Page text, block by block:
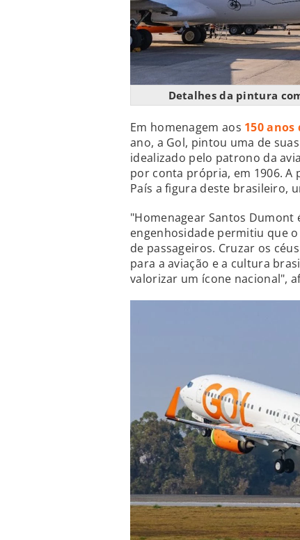
Detalhes da pintura
Em homenagem aos 150
ano, a Gol, pintou uma de
idealizado pelo patrono da
por conta própria, em 1906. A
País a figura deste brasileiro,
"Homenagear Santos Dumont
engenhosidade permitiu que
de passageiros. Cruzar os
para a aviação e a cultura
valorizar um ícone nacional",